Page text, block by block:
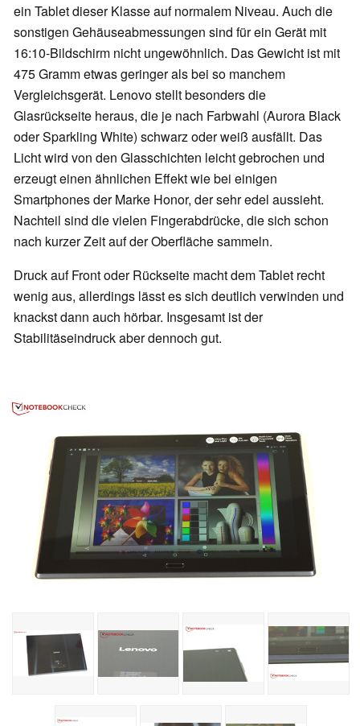
ein Tablet dieser Klasse auf normalem Niveau. Auch die
sonstigen Gehäuseabmessungen sind für ein Gerät mit
16:10-Bildschirm nicht ungewöhnlich. Das Gewicht ist mit
475 Gramm etwas geringer als bei so manchem
Vergleichsgerät. Lenovo stellt besonders die
Glasrückseite heraus, die je nach Farbwahl (Aurora Black
oder Sparkling White) schwarz oder weiß ausfällt. Das
Licht wird von den Glasschichten leicht gebrochen und
erzeugt einen ähnlichen Effekt wie bei einigen
Smartphones der Marke Honor, der sehr edel aussieht.
Nachteil sind die vielen Fingerabdrücke, die sich schon
nach kurzer Zeit auf der Oberfläche sammeln.
Druck auf Front oder Rückseite macht dem Tablet recht
wenig aus, allerdings lässt es sich deutlich verwinden und
knackst dann auch hörbar. Insgesamt ist der
Stabilitäseindruck aber dennoch gut.